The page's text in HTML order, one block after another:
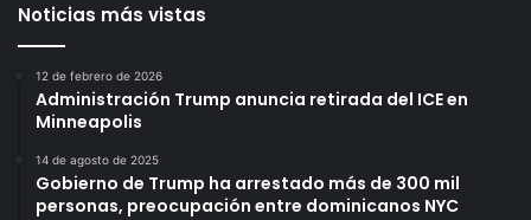
Noticias más vistas
12 de febrero de 2026
Administración Trump anuncia retirada del ICE en
Minneapolis
14 de agosto de 2025
Gobierno de Trump ha arrestado más de 300 mil
personas, preocupación entre dominicanos NYC